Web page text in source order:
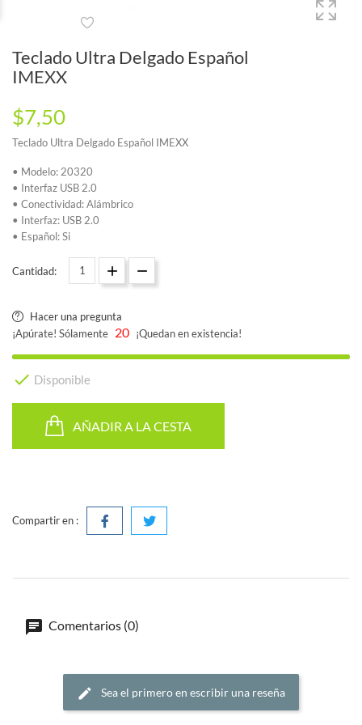
Teclado Ultra Delgado Español
IMEXX
$7,50
Teclado Ultra Delgado Español IMEXX
• Modelo: 20320
• Interfaz USB 2.0
• Conectividad: Alámbrico
• Interfaz: USB 2.0
• Español: Si
Cantidad:
Hacer una pregunta
¡Apúrate! Sólamente 20 ¡Quedan en existencia!
 Disponible
AÑADIR A LA CESTA
Compartir en :
Comentarios (0)
Sea el primero en escribir una reseña